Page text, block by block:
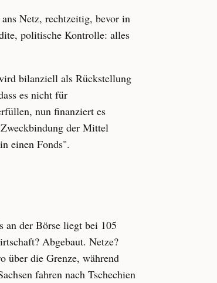
Netz, rechtzeitig, bevor in
politische Kontrolle: alles
bilanziell als Rückstellung
es nicht für
nun finanziert es
der Mittel
einen Fonds".
an der Börse liegt bei 105
Abgebaut. Netze?
über die Grenze, während
fahren nach Tschechien